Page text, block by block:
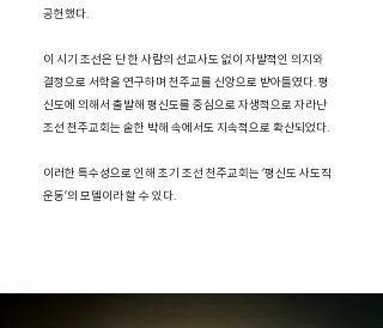
공헌했다.
이 시기 조선은 단 한 사람의 선교사도 없이 자발적인 의지와
결정으로 서학을 연구하며 천주교를 신앙으로 받아들였다. 평
신도에 의해서 출발해 평신도를 중심으로 자생적으로 자라난
조선 천주교회는 숱한 박해 속에서도 지속적으로 확산되었다.
이러한 특수성으로 인해 초기 조선 천주교회는 ‘평신도 사도직
운동’의 모델이라 할 수 있다.